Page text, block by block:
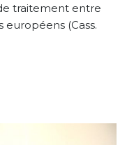
traitement entre
européens (Cass.